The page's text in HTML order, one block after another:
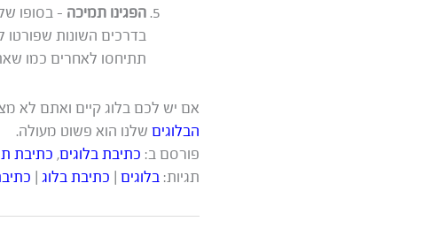
הפגינו תמיכה – בסופו
בדרכים השונות
תתיחסו לאחרים כמו
אם יש לכם בלוג קיים ואתם לא
הבלוגים שלנו הוא פשוט מעולה.
פורסם ב: כתיבת בלוגים, כתיבת
תגיות: בלוגים | כתיבת בלוג |